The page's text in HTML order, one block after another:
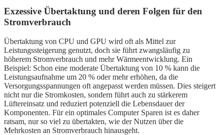
Exzessive Übertaktung und deren Folgen für den
Stromverbrauch
Übertaktung von CPU und GPU wird oft als Mittel zur
Leistungssteigerung genutzt, doch sie führt zwangsläufig zu
höherem Stromverbrauch und mehr Wärmeentwicklung. Ein
Beispiel: Schon eine moderate Übertaktung von 10 % kann die
Leistungsaufnahme um 20 % oder mehr erhöhen, da die
Versorgungsspannungen oft angepasst werden müssen. Dies steigert
nicht nur die Stromkosten, sondern führt auch zu stärkerem
Lüftereinsatz und reduziert potenziell die Lebensdauer der
Komponenten. Für ein optimales Computer Sparen ist es daher
ratsam, nur so viel zu übertakten, wie der Nutzen über die
Mehrkosten an Stromverbrauch hinausgeht.